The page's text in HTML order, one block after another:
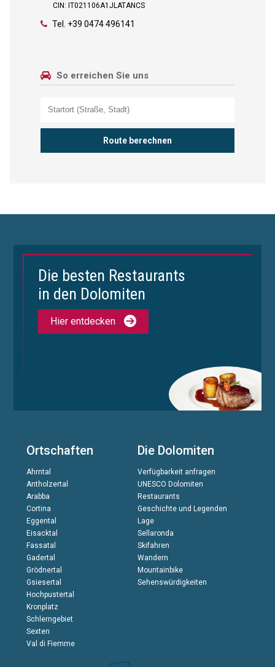
CIN: IT021106A1JLATANCS
Tel. +39 0474 496141
So erreichen Sie uns
Die besten Restaurants
in den Dolomiten
Hier entdecken
Ortschaften
Ahrntal
Antholzertal
Arabba
Cortina
Eggental
Eisacktal
Fassatal
Gadertal
Grödnertal
Gsiesertal
Hochpustertal
Kronplatz
Schlerngebiet
Sexten
Val di Fiemme
Die Dolomiten
Verfügbarkeit anfragen
UNESCO Dolomiten
Restaurants
Geschichte und Legenden
Lage
Sellaronda
Skifahren
Wandern
Mountainbike
Sehenswürdigkeiten